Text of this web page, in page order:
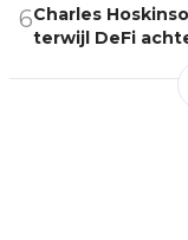
6Charles
terwijl DeFi